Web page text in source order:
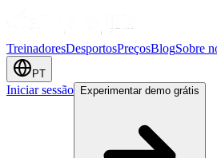
TreinadoresDesportosPreçosBlogSobre
PT
Iniciar sessão Experimentar demo grátis